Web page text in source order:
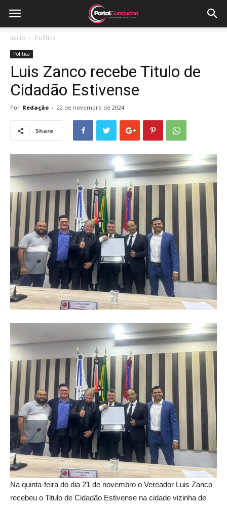
Início Política
Política
Luis Zanco recebe Titulo de
Cidadão Estivense
Por Redação - 22 de novembro de 2024
Share
Na quinta-feira do dia 21 de novembro o Vereador Luis Zanco
recebeu o Titulo de Cidadão Estivense na cidade vizinha de